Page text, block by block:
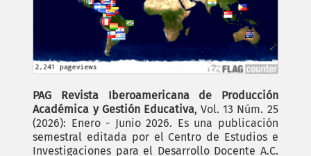
PAG Revista Iberoamericana de Producción
Académica y Gestión Educativa, Vol. 13 Núm. 25
(2026): Enero - Junio 2026. Es una publicación
semestral editada por el Centro de Estudios e
Investigaciones para el Desarrollo Docente A.C.